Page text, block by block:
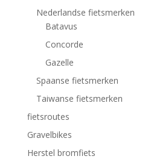
Nederlandse fietsmerken
Batavus
Concorde
Gazelle
Spaanse fietsmerken
Taiwanse fietsmerken
fietsroutes
Gravelbikes
Herstel bromfiets